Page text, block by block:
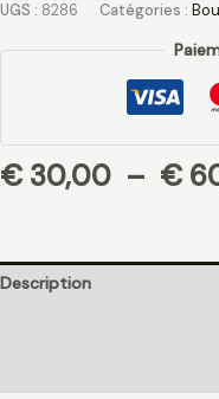
UGS : 8286 Catégories :
€ 30,00 – €
Description